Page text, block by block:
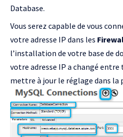
Database.
Vous serez capable de vous
votre adresse IP dans les
l’installation de votre base de
votre adresse IP a changé entre
mettre à jour le réglage dans